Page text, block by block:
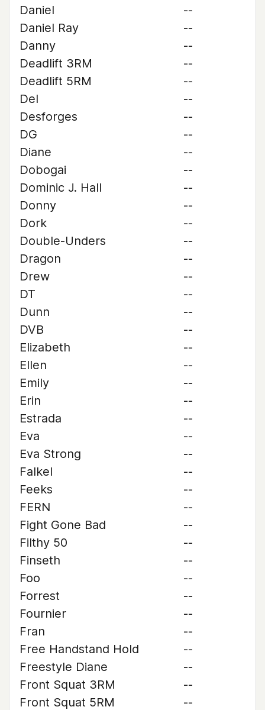
Daniel
--
Daniel Ray
--
Danny
--
Deadlift 3RM
--
Deadlift 5RM
--
Del
--
Desforges
--
DG
--
Diane
--
Dobogai
--
Dominic J. Hall
--
Donny
--
Dork
--
Double-Unders
--
Dragon
--
Drew
--
DT
--
Dunn
--
DVB
--
Elizabeth
--
Ellen
--
Emily
--
Erin
--
Estrada
--
Eva
--
Eva Strong
--
Falkel
--
Feeks
--
FERN
--
Fight Gone Bad
--
Filthy 50
--
Finseth
--
Foo
--
Forrest
--
Fournier
--
Fran
--
Free Handstand Hold
--
Freestyle Diane
--
Front Squat 3RM
--
Front Squat 5RM
--